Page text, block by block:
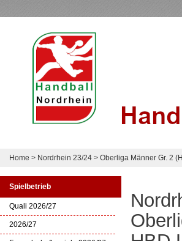
Home > Nordrhein 23/24 > Oberliga Männer Gr. 2
Spielbetrieb
Quali 2026/27
2026/27